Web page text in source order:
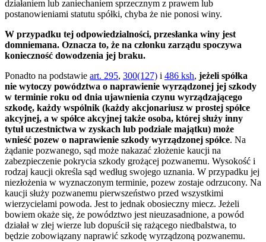
działaniem lub zaniechaniem sprzecznym z prawem lub
postanowieniami statutu spółki, chyba że nie ponosi winy.
W przypadku tej odpowiedzialności, przesłanka winy jest
domniemana. Oznacza to, że na członku zarządu spoczywa
konieczność dowodzenia jej braku.
Ponadto na podstawie art. 295, 300(127) i 486 ksh, jeżeli spółka
nie wytoczy powództwa o naprawienie wyrządzonej jej szkody
w terminie roku od dnia ujawnienia czynu wyrządzającego
szkodę, każdy wspólnik (każdy akcjonariusz w prostej spółce
akcyjnej, a w spółce akcyjnej także osoba, której służy inny
tytuł uczestnictwa w zyskach lub podziale majątku) może
wnieść pozew o naprawienie szkody wyrządzonej spółce. Na
żądanie pozwanego, sąd może nakazać złożenie kaucji na
zabezpieczenie pokrycia szkody grożącej pozwanemu. Wysokość i
rodzaj kaucji określa sąd według swojego uznania. W przypadku jej
niezłożenia w wyznaczonym terminie, pozew zostaje odrzucony. Na
kaucji służy pozwanemu pierwszeństwo przed wszystkimi
wierzycielami powoda. Jest to jednak obosieczny miecz. Jeżeli
bowiem okaże się, że powództwo jest nieuzasadnione, a powód
działał w złej wierze lub dopuścił się rażącego niedbalstwa, to
będzie zobowiązany naprawić szkodę wyrządzoną pozwanemu.